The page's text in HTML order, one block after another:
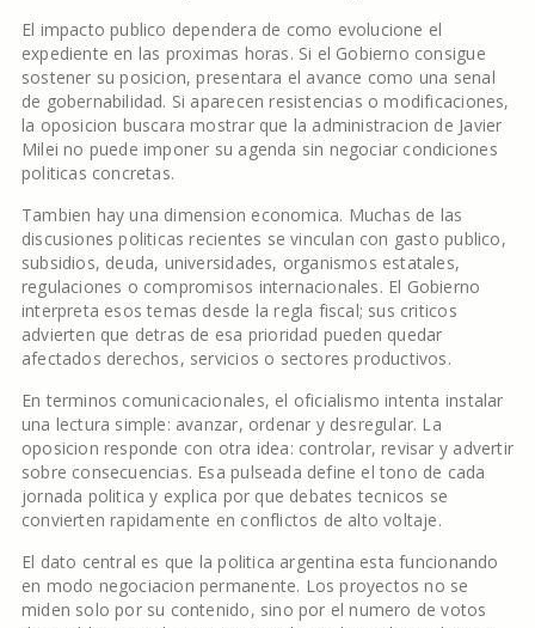
El impacto publico dependera de como evolucione el
expediente en las proximas horas. Si el Gobierno consigue
sostener su posicion, presentara el avance como una senal
de gobernabilidad. Si aparecen resistencias o modificaciones,
la oposicion buscara mostrar que la administracion de Javier
Milei no puede imponer su agenda sin negociar condiciones
politicas concretas.
Tambien hay una dimension economica. Muchas de las
discusiones politicas recientes se vinculan con gasto publico,
subsidios, deuda, universidades, organismos estatales,
regulaciones o compromisos internacionales. El Gobierno
interpreta esos temas desde la regla fiscal; sus criticos
advierten que detras de esa prioridad pueden quedar
afectados derechos, servicios o sectores productivos.
En terminos comunicacionales, el oficialismo intenta instalar
una lectura simple: avanzar, ordenar y desregular. La
oposicion responde con otra idea: controlar, revisar y advertir
sobre consecuencias. Esa pulseada define el tono de cada
jornada politica y explica por que debates tecnicos se
convierten rapidamente en conflictos de alto voltaje.
El dato central es que la politica argentina esta funcionando
en modo negociacion permanente. Los proyectos no se
miden solo por su contenido, sino por el numero de votos